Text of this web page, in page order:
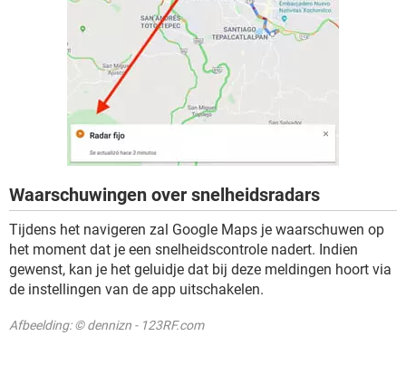
Waarschuwingen over snelheidsradars
Tijdens het navigeren zal Google Maps je waarschuwen op
het moment dat je een snelheidscontrole nadert. Indien
gewenst, kan je het geluidje dat bij deze meldingen hoort via
de instellingen van de app uitschakelen.
Afbeelding: © dennizn - 123RF.com